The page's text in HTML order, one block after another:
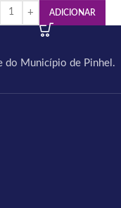
ADICIONAR
do Município de Pinhel.